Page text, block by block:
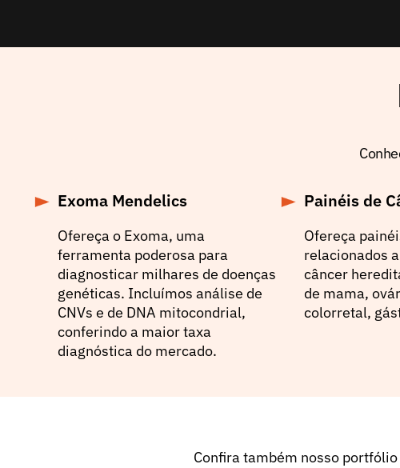
Exoma Mendelics
Ofereça o Exoma, uma
ferramenta poderosa para
diagnosticar milhares de doenças
genéticas. Incluímos análise de
CNVs e de DNA mitocondrial,
conferindo a maior taxa
diagnóstica do mercado.
Painéis de
Ofereça
relacionados
câncer
de mama,
colorretal,
Confira também nosso